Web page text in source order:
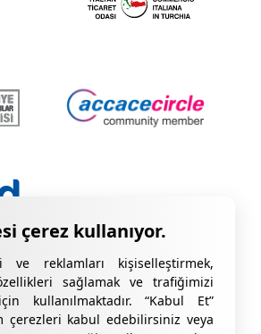
ve reklamları kişiselleştirmek,
sağlamak ve trafiğimizi
kullanılmaktadır. “Kabul Et”
çerezleri kabul edebilirsiniz veya